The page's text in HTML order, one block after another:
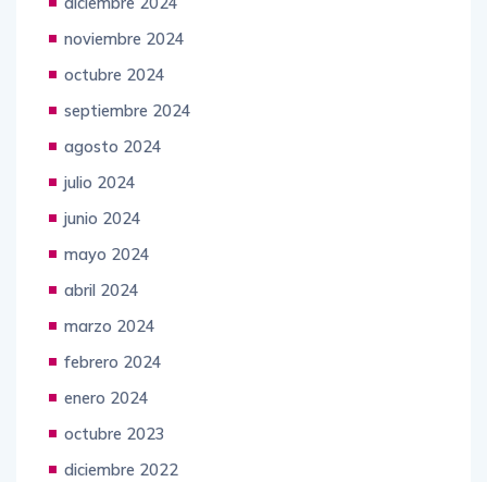
noviembre 2024
octubre 2024
septiembre 2024
agosto 2024
julio 2024
junio 2024
mayo 2024
abril 2024
marzo 2024
febrero 2024
enero 2024
octubre 2023
diciembre 2022